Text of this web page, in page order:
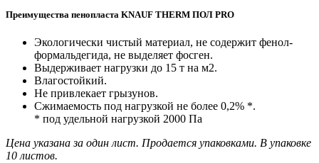
Преимущества пенопласта KNAUF THERM ПОЛ PRO
Экологически чистый материал, не содержит фенол-
формальдегида, не выделяет фосген.
Выдерживает нагрузки до 15 т на м2.
Влагостойкий.
Не привлекает грызунов.
Сжимаемость под нагрузкой не более 0,2% *.
* под удельной нагрузкой 2000 Па
Цена указана за один лист. Продается упаковками. В упаковке
10 листов.